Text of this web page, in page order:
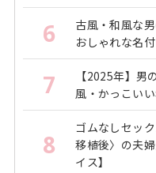
6
古風・和風な
おしゃれな名
7
【2025年】男
風・かっこい
8
ゴムなしセッ
移植後〉の夫
イス】